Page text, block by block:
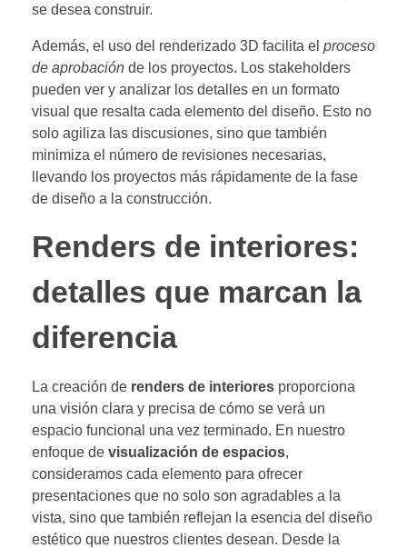
se desea construir.
Además, el uso del renderizado 3D facilita el proceso
de aprobación de los proyectos. Los stakeholders
pueden ver y analizar los detalles en un formato
visual que resalta cada elemento del diseño. Esto no
solo agiliza las discusiones, sino que también
minimiza el número de revisiones necesarias,
llevando los proyectos más rápidamente de la fase
de diseño a la construcción.
Renders de interiores:
detalles que marcan la
diferencia
La creación de renders de interiores proporciona
una visión clara y precisa de cómo se verá un
espacio funcional una vez terminado. En nuestro
enfoque de visualización de espacios,
consideramos cada elemento para ofrecer
presentaciones que no solo son agradables a la
vista, sino que también reflejan la esencia del diseño
estético que nuestros clientes desean. Desde la